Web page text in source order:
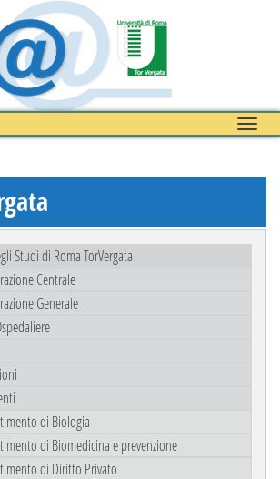
Toggle
Studi di Roma TorVergata
Centrale
Generale
di Biologia
di Biomedicina e prevenzione
di Diritto Privato